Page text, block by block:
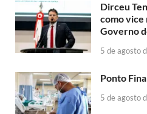
Dirceu
como vice
Governo
5 de agosto
Ponto
5 de agosto